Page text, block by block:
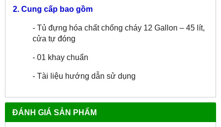
2. Cung cấp bao gồm
- Tủ đựng hóa chất chống cháy 12 Gallon – 45 lít,
cửa tự đóng
- 01 khay chuẩn
- Tài liệu hướng dẫn sử dụng
ĐÁNH GIÁ SẢN PHẨM